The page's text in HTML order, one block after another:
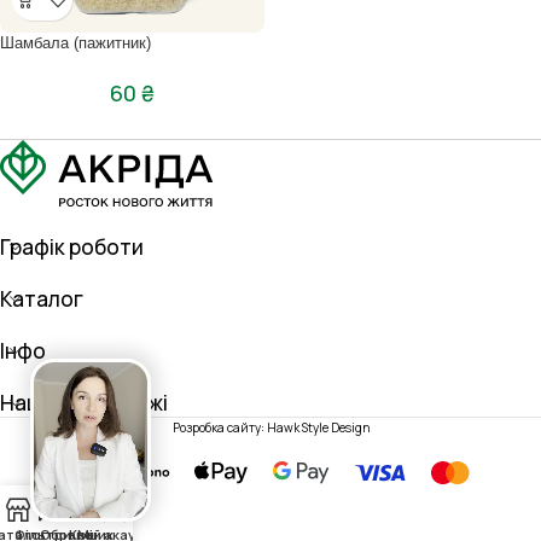
Шамбала (пажитник)
60 ₴
Графік роботи
Каталог
Інфо
Наші соц. мережі
Розробка сайту: Hawk Style Design
Фільтри
Обране
0
Кошик
Мій акаунт